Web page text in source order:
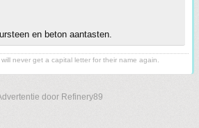
en beton aantasten.
never get a capital letter for their name again.
door Refinery89